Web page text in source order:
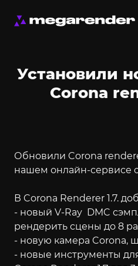
Установили
Corona
Обновили Corona
нашем онлайн-сервисе
В Corona Renderer 1.7.
- новый V-Ray DMC
рендерить сцены до 8
- новую камера Corona,
- новые инструменты